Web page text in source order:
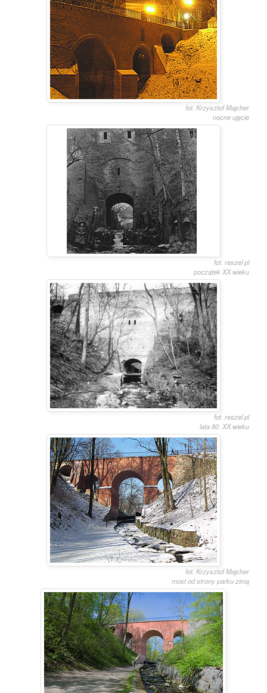
fot. Krzysztof Majcher
nocne ujęcie
fot. reszel pl
początek XX wieku
fot. reszel pl
lata 80. XX wieku
fot. Krzysztof Majcher
most od strony parku zimą